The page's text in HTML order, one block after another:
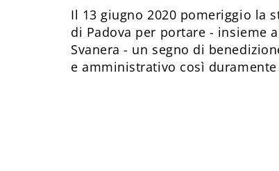
Il 13 giugno 2020 pomeriggio la
di Padova per portare - insieme
Svanera - un segno di
e amministrativo così